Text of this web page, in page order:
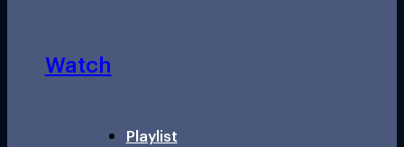
Watch
Playlist